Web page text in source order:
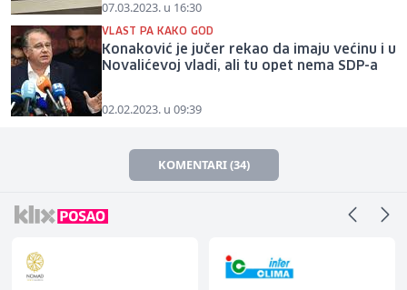
07.03.2023. u 16:30
VLAST PA KAKO GOD
Konaković je jučer rekao da imaju većinu i u
Novalićevoj vladi, ali tu opet nema SDP-a
02.02.2023. u 09:39
KOMENTARI (34)